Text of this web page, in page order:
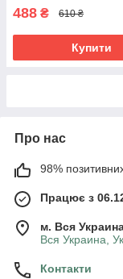
488 ₴ 610 ₴
Купити
Про нас
98% позитивних
Працює з
м. Вся
Вся Украина,
Контакти